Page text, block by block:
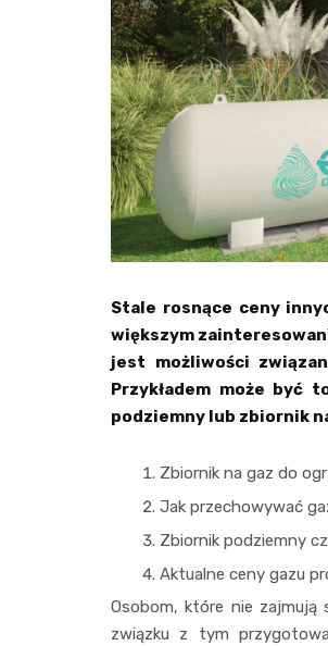
Stale rosnące ceny
większym
jest możliwości
Przykładem może być
podziemny lub zbiornik
Zbiornik na gaz do
Jak przechowywać
Zbiornik podziemny
Aktualne ceny gazu
Osobom, które nie
związku z tym